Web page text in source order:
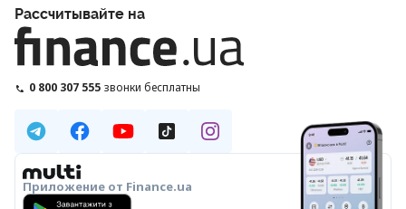
Рассчитывайте на
0 800 307 555 звонки бесплатны
Приложение от Finance.ua